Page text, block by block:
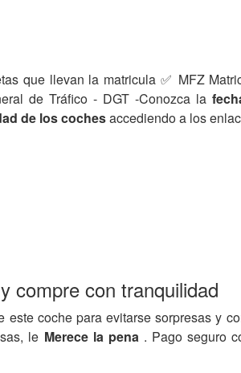
que llevan la matricula ✅ MFZ
de Tráfico - DGT -Conozca la
de los cochesaccediendo a los
compre con tranquilidad
este coche para evitarse sorpresas y
le Merece la pena . Pago seguro